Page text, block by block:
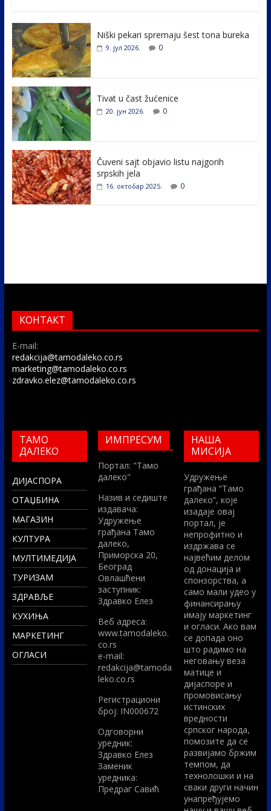
e
b
o
o
k
itt
er e
er
e
Niški pekari spremaju šest tona bureka
9. јул 2026. 0
Tivat u čast žućenice
20. јун 2026. 0
Čuveni sajt objavio listu najgorih
srpskih jela
16. октобар 2025. 0
КОНТАКТ
E-mail:
redakcija@tamodaleko.co.rs
marketing@tamodaleko.co.rs
zdravko.elez@tamodaleko.co.rs
ТАМО
ДАЛЕКО
ДИЈАСПОРА
ОТАЏБИНА
МАГАЗИН
КУЛТУРА
МУЛТИМЕДИЈА
ТУРИЗАМ
ЗДРАВЉЕ
КУХИЊА
МАРКЕТИНГ
ОГЛАСИ
ИМПРЕСУМ
Портал: "Тамо
далеко"
Назив и седиште
издавача:
Удружење
грађана Тамо
далеко,
Приморска 20,
Београд
Овлашћени
заступник:
Здравко Елез
Вeб адреса:
www.tamodaleko.
co.rs
e-mail:
redakcija@tamoda
leko.co.rs
Регистрациони
број: IN000672
Одговорни
уредник:
Здравко Елез
Заменик
уредника:
Предраг Савић
НАША
МИСИЈА
Удружење
грађана “Тамо
далеко”, које
изадаје овај
портал, је
непрофитно и
издржава се
највећим делом
од донација и
спонзорства, а
само мали удео у
финансирању
имају маркетинг
и огласи. Ако вам
се допада оно
што радимо на
неговању веза
матице и
дијаспоре и
промовисању
истинских
вредности
српског народа,
помозите да се
развијамо бржим
темпом, да
технолошки и на
сваки други начин
унапређујемо